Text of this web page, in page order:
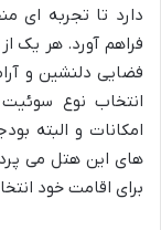
دارد تا تجربه ای
فراهم آورد. هر یک
فضایی دلنشین و
انتخاب نوع
امکانات و البته
های این هتل می
برای اقامت خود